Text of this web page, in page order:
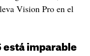
Vision Pro en el
está imparable